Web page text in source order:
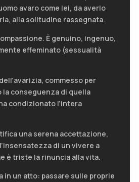
avaro come lei, da averlo
alla solitudine rassegnata.
È genuino, ingenuo,
effeminato (sessualità
commesso per
conseguenza di quella
condizionato l’intera
una serena accettazione,
di un vivere a
è triste la rinuncia alla vita.
in un atto: passare sulle proprie